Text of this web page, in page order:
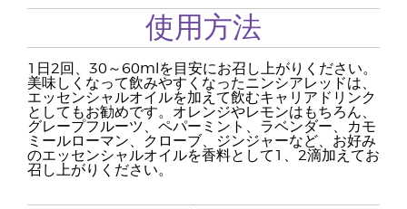
使用方法
1日2回、30～60mlを目安にお召し上がりください。
美味しくなって飲みやすくなったニンシアレッドは、
エッセンシャルオイルを加えて飲むキャリアドリンク
としてもお勧めです。オレンジやレモンはもちろん、
グレープフルーツ、ペパーミント、ラベンダー、カモ
ミールローマン、クローブ、ジンジャーなど、お好み
のエッセンシャルオイルを香料として1、2滴加えてお
召し上がりください。